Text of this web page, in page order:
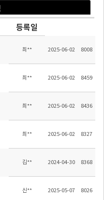
등록일
학교 교육활동비 집행내역
최** 2025-06-02 8008
교육활동비 집행내역
최** 2025-06-02 8459
학교 교육활동비 집행내역
최** 2025-06-02 8436
교육활동비 집행내역
최** 2025-06-02 8327
자부담금 정산내역
김** 2024-04-30 8368
습 집행내역신** 2025-05-07 8026